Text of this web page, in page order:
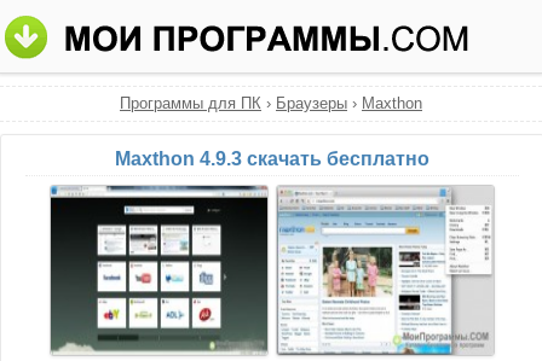
Программы для ПК › Браузеры › Maxthon
Maxthon 4.9.3 скачать бесплатно